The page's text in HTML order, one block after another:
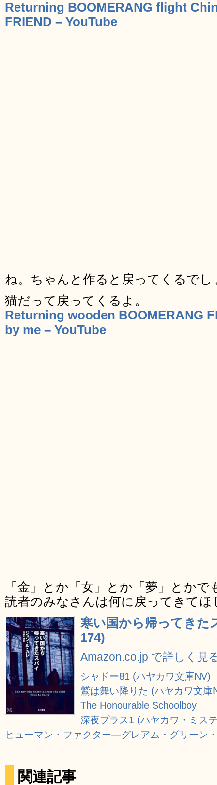
Returning BOOMERANG flight
FRIEND – YouTube
ね。ちゃんと作ると戻ってくるでし
猫だって戻ってくるよ。
Returning wooden BOOMERANG
by me – YouTube
「金」とか「女」とか「夢」とか
読者のみなさんは何に戻ってきてほ
寒い国から帰ってきた
174)
Amazon.co.jp で詳しく見
シャドー81 (ハヤカワ文庫NV)
鷲は舞い降りた (ハヤカワ文庫
The Honourable Schoolboy
深夜プラス1 (ハヤカワ・ミス
ヒューマン・ファクター―グレアム・グリーン
関連記事